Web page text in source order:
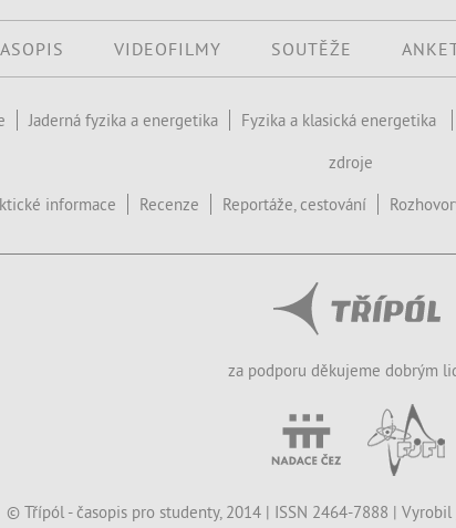
VIDEOFILMY SOUTĚŽE
Jaderná fyzika a energetika Fyzika a klasická energetika
zdroje
informace Recenze Reportáže, cestování
za podporu děkujeme dobrým
© Třípól - časopis pro studenty, 2014 | ISSN 2464-7888 | Vyrobil